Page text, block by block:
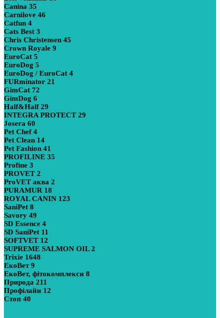
Canina 35
Carnilove 46
Catfun 4
Cats Best 3
Chris Christensen 45
Crown Royale 9
EuroCat 5
EuroDog 5
EuroDog / EuroCat 4
FURminator 21
GimCat 72
GimDog 6
Half&Half 29
INTEGRA PROTECT 29
Josera 60
Pet Chef 4
Pet Clean 14
Pet Fashion 41
PROFILINE 35
Profine 3
PROVET 2
ProVET аква 2
PURAMUR 18
ROYAL CANIN 123
SaniPet 8
Savory 49
SD Essence 4
SD SaniPet 11
SOFTVET 12
SUPREME SALMON OIL2
Trixie 1648
ЕкоВет9
ЕкоВет, фітокомплекси 8
Природа 211
Профілайн 12
Стоп 40